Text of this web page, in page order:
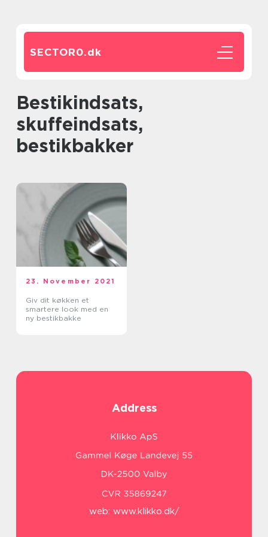
SECTOR0.dk
bestikindsats,
skuffeindsats,
bestikbakker
23. November 2021
Giv dit køkken et
smartere look med en
ny bestikbakke
Address
web: www.klikko.dk/